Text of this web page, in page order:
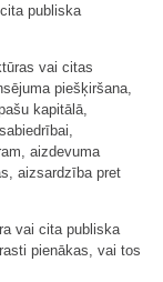
publiska
vai citas
piešķiršana,
kapitālā,
aizdevuma
aizsardzība pret
vai cita publiska
pienākas, vai tos